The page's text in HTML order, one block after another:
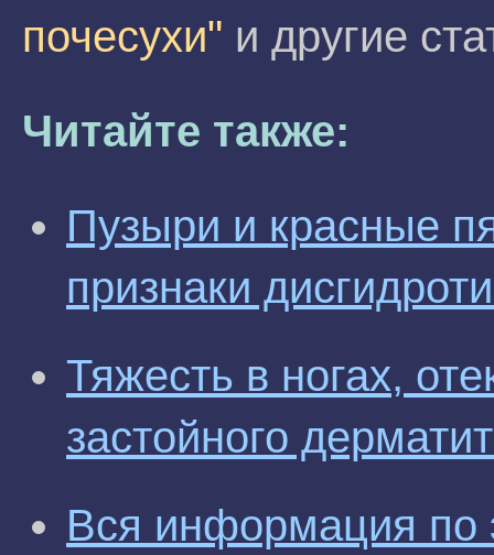
почесухи" и другие
Читайте также:
Пузыри и красные
признаки
Тяжесть в ногах,
застойного
Вся информация по